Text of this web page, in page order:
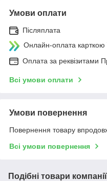
Умови оплати
Післяплата
Онлайн-оплата
Оплата за реквізитами
Всі умови оплати
Умови повернення
Повернення товару
Всі умови повернення
Подібні товари компанії